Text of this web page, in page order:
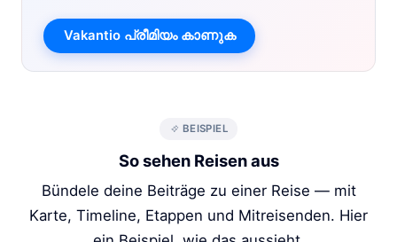
Vakantio പ്രീമിയം കാണുക
BEISPIEL
So sehen Reisen aus
Bündele deine Beiträge zu einer Reise — mit
Karte, Timeline, Etappen und Mitreisenden. Hier